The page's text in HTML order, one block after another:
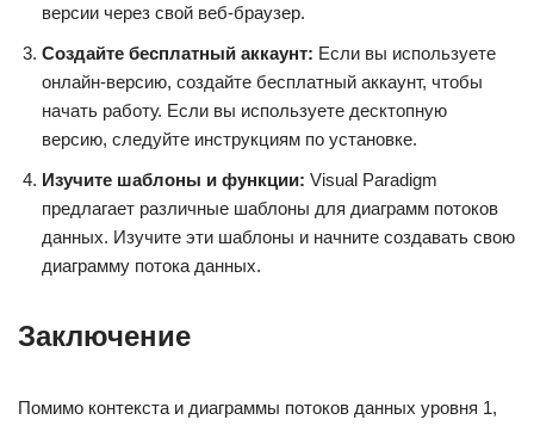
версии через свой веб-браузер.
Создайте бесплатный аккаунт: Если вы используете
онлайн-версию, создайте бесплатный аккаунт, чтобы
начать работу. Если вы используете десктопную
версию, следуйте инструкциям по установке.
Изучите шаблоны и функции: Visual Paradigm
предлагает различные шаблоны для диаграмм потоков
данных. Изучите эти шаблоны и начните создавать свою
диаграмму потока данных.
Заключение
Помимо контекста и диаграммы потоков данных уровня 1,